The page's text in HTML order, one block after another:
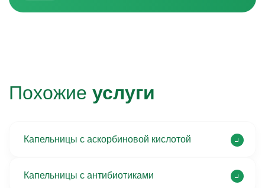
Похожие услуги
Капельницы с аскорбиновой кислотой
Капельницы с антибиотиками